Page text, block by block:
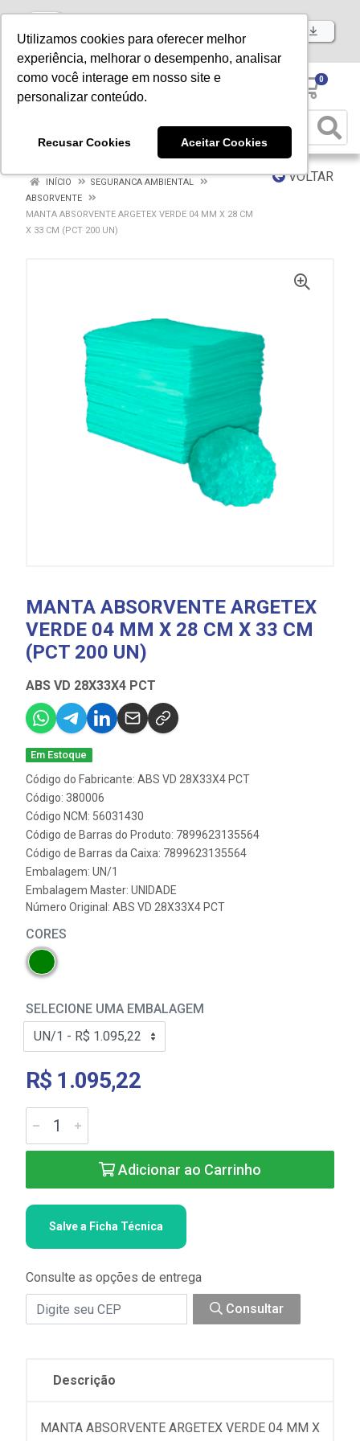
Utilizamos cookies para oferecer melhor
experiência, melhorar o desempenho, analisar
como você interage em nosso site e
personalizar conteúdo.
Recusar Cookies Aceitar Cookies
Baixe já nosso APP
0
VOLTAR
INÍCIO
SEGURANCA AMBIENTAL
ABSORVENTE
MANTA ABSORVENTE ARGETEX VERDE 04 MM X 28 CM
X 33 CM (PCT 200 UN)
MANTA ABSORVENTE ARGETEX
VERDE 04 MM X 28 CM X 33 CM
(PCT 200 UN)
ABS VD 28X33X4 PCT
Em Estoque
Código do Fabricante: ABS VD 28X33X4 PCT
Código: 380006
Código NCM: 56031430
Código de Barras do Produto: 7899623135564
Código de Barras da Caixa: 7899623135564
Embalagem: UN/1
Embalagem Master: UNIDADE
Número Original: ABS VD 28X33X4 PCT
CORES
SELECIONE UMA EMBALAGEM
R$ 1.095,22
Adicionar ao Carrinho
Salve a Ficha Técnica
Consulte as opções de entrega
Consultar
Descrição
MANTA ABSORVENTE ARGETEX VERDE 04 MM X